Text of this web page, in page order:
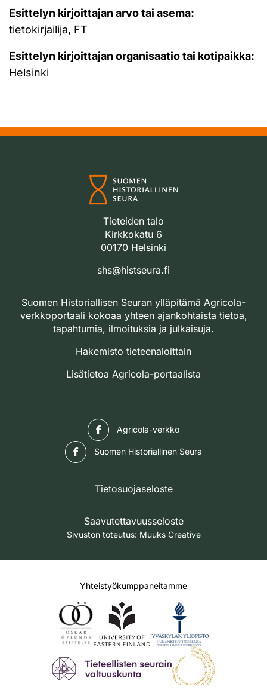
Esittelyn kirjoittajan arvo tai asema:
tietokirjailija, FT
Esittelyn kirjoittajan organisaatio tai kotipaikka:
Helsinki
Tieteiden talo
Kirkkokatu 6
00170 Helsinki
shs@histseura.fi
Suomen Historiallisen Seuran ylläpitämä Agricola-
verkkoportaali kokoaa yhteen ajankohtaista tietoa,
tapahtumia, ilmoituksia ja julkaisuja.
Hakemisto tieteenaloittain
Lisätietoa Agricola-portaalista
Agricola-verkko
Suomen Historiallinen Seura
Tietosuojaseloste
Saavutettavuusseloste
Sivuston toteutus: Muuks Creative
Yhteistyökumppaneitamme